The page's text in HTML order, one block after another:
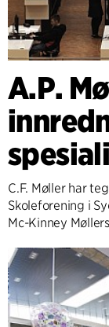
A.P.
C.F. Møller har
Skoleforening i
Mc-Kinney